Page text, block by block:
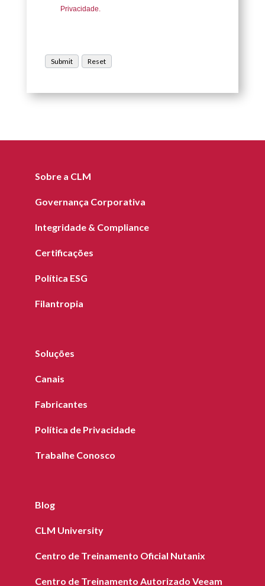
Privacidade.
Sobre a CLM
Governança Corporativa
Integridade & Compliance
Certificações
Política ESG
Filantropia
Soluções
Canais
Fabricantes
Política de Privacidade
Trabalhe Conosco
Blog
CLM University
Centro de Treinamento Oficial Nutanix
Centro de Treinamento Autorizado Veeam